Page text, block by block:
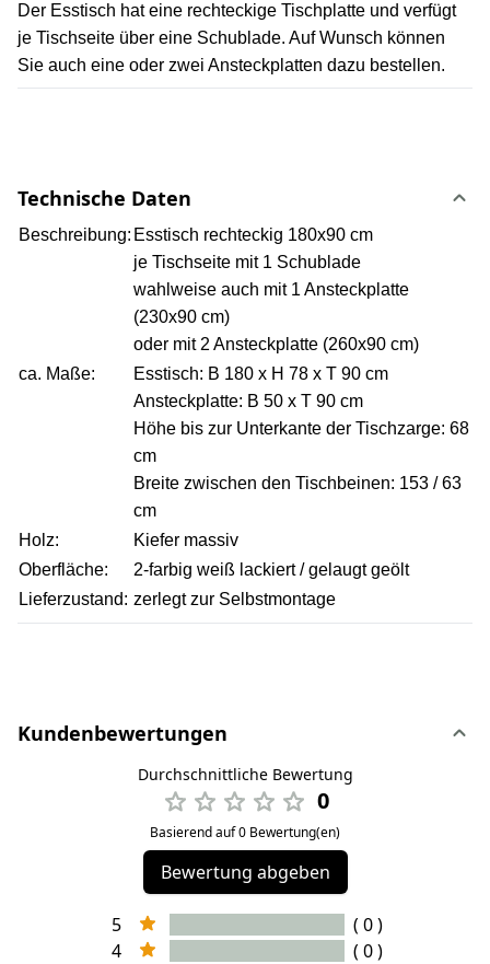
Der Esstisch hat eine rechteckige Tischplatte und verfügt
je Tischseite über eine Schublade. Auf Wunsch können
Sie auch eine oder zwei Ansteckplatten dazu bestellen.
Technische Daten
Beschreibung: Esstisch rechteckig 180x90 cm
je Tischseite mit 1 Schublade
wahlweise auch mit 1 Ansteckplatte
(230x90 cm)
oder mit 2 Ansteckplatte (260x90 cm)
ca. Maße:
Esstisch: B 180 x H 78 x T 90 cm
Ansteckplatte: B 50 x T 90 cm
Höhe bis zur Unterkante der Tischzarge: 68
cm
Breite zwischen den Tischbeinen: 153 / 63
cm
Holz:
Kiefer massiv
Oberfläche:
2-farbig weiß lackiert / gelaugt geölt
Lieferzustand: zerlegt zur Selbstmontage
Kundenbewertungen
Durchschnittliche Bewertung
0
Basierend auf 0 Bewertung(en)
Bewertung abgeben
5
( 0 )
4
( 0 )